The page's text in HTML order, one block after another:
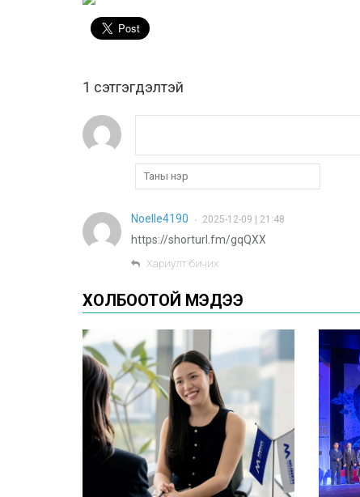
1 сэтгэгдэлтэй
Noelle4190 • 2025-12-09 | 21:48
https://shorturl.fm/gqQXX
Хариулт бичих
ХОЛБООТОЙ МЭДЭЭ